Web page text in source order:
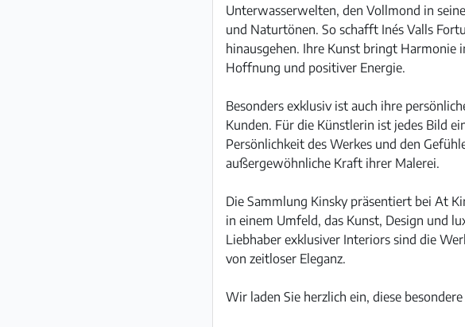
Unterwasserwelten, den Vollmond in
und Naturtönen. So schafft Inés Valls
hinausgehen. Ihre Kunst bringt Harmonie
Hoffnung und positiver Energie.
Besonders exklusiv ist auch ihre
Kunden. Für die Künstlerin ist jedes Bild
Persönlichkeit des Werkes und den
außergewöhnliche Kraft ihrer Malerei.
Die Sammlung Kinsky präsentiert bei At
in einem Umfeld, das Kunst, Design und
Liebhaber exklusiver Interiors sind die
von zeitloser Eleganz.
Wir laden Sie herzlich ein, diese